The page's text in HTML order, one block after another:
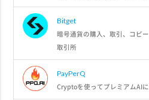
Bitget
暗号通貨の購入、取引、コピ
取引所
PayPerQ
Cryptoを使ってプレミアムAI